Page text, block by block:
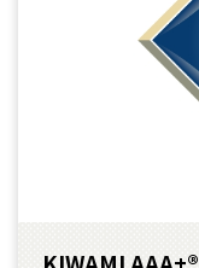
KIWAMI AAA+®